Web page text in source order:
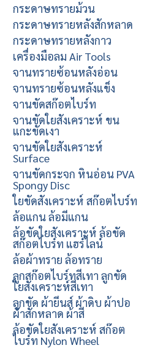
กระดาษทรายม้วน
กระดาษทรายหลังสักหลาด
กระดาษทรายหลังกาว
เครื่องมือลม Air Tools
จานทรายซ้อนหลังอ่อน
จานทรายซ้อนหลังแข็ง
จานขัดสก๊อตไบร์ท
จานขัดใยสังเคราะห์ ขน
แกะขัดเงา
จานขัดใยสังเคราะห์
Surface
จานขัดกระจก หินอ่อน PVA
Spongy Disc
ใยขัดสังเคราะห์ สก๊อตไบร์ท
ล้อแกน ล้อมีแกน
ล้อขัดใยสังเคราะห์ ล้อขัด
สก๊อตไบร์ท แฮร์ไลน์
ล้อผ้าทราย ล้อทราย
ลูกสก๊อตไบร์ทสีเทา ลูกขัด
ใยสังเคราะห์สีเทา
ลูกขัด ผ้ายีนส์ ผ้าดิบ ผ้าปอ
ผ้าสักหลาด ผ้าสี
ล้อขัดใยสังเคราะห์ สก๊อต
ไบร์ท Nylon Wheel